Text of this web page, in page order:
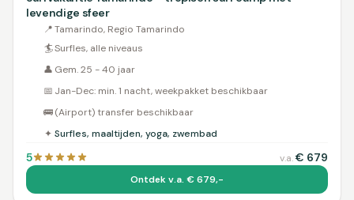
levendige sfeer
📍Tamarindo, Regio Tamarindo
🏄Surfles, alle niveaus
👤 Gem. 25 - 40 jaar
📅 Jan-Dec: min. 1 nacht, weekpakket beschikbaar
🚌(Airport) transfer beschikbaar
✦ Surfles, maaltijden, yoga, zwembad
5 v.a.€ 679
Ontdek v.a. € 679,-